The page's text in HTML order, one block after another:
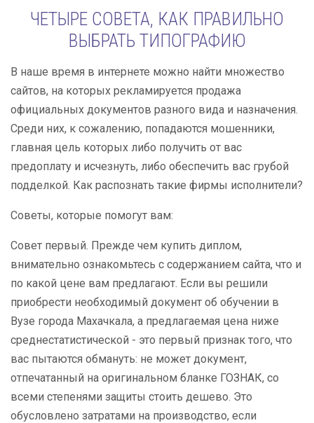
ЧЕТЫРЕ СОВЕТА, КАК ПРАВИЛЬНО
ВЫБРАТЬ ТИПОГРАФИЮ
В наше время в интернете можно найти множество
сайтов, на которых рекламируется продажа
официальных документов разного вида и назначения.
Среди них, к сожалению, попадаются мошенники,
главная цель которых либо получить от вас
предоплату и исчезнуть, либо обеспечить вас грубой
подделкой. Как распознать такие фирмы исполнители?
Советы, которые помогут вам:
Совет первый. Прежде чем купить диплом,
внимательно ознакомьтесь с содержанием сайта, что и
по какой цене вам предлагают. Если вы решили
приобрести необходимый документ об обучении в
Вузе города Махачкала, а предлагаемая цена ниже
среднестатистической - это первый признак того, что
вас пытаются обмануть: не может документ,
отпечатанный на оригинальном бланке ГОЗНАК, со
всеми степенями защиты стоить дешево. Это
обусловлено затратами на производство, если